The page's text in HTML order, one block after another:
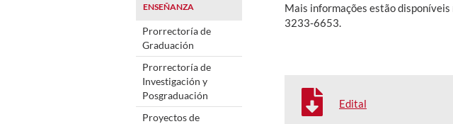
ENSEÑANZA
Prorrectoría de
Graduación
Prorrectoría de
Investigación y
Posgraduación
Proyectos de
Mais informações estão
3233-6653.
Edital